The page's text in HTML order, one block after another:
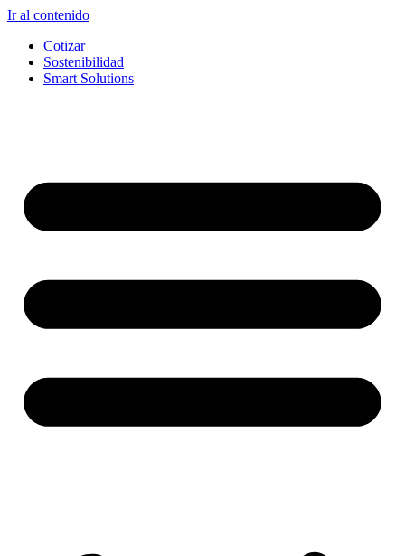
Ir al contenido
Cotizar
Sostenibilidad
Smart Solutions